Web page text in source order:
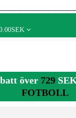
över 729
FOTBOLL